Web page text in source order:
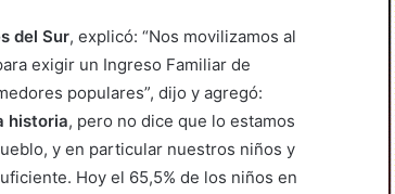
del Sur, explicó: “Nos movilizamos al
exigir un Ingreso Familiar de
populares”, dijo y agregó:
historia, pero no dice que lo estamos
y en particular nuestros niños y
Hoy el 65,5% de los niños en